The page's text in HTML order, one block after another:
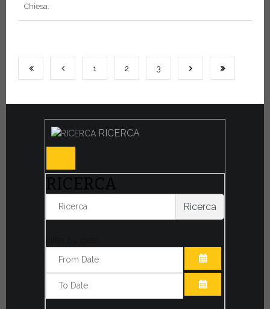
Chiesa.
1 2 3
RICERCA
RICERCA
Ricerca
APRI IL